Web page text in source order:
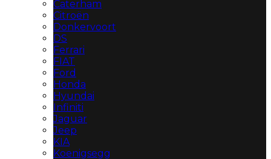
Caterham
Citroën
Donkervoort
DS
Ferrari
FIAT
Ford
Honda
Hyundai
Infiniti
Jaguar
Jeep
KIA
Koenigsegg